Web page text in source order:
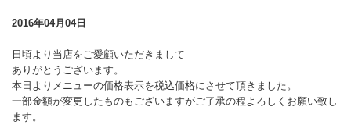
2016年04月04日
日頃より当店をご愛顧いただきまして
ありがとうございます。
本日よりメニューの価格表示を税込価格にさせて頂きました。
一部金額が変更したものもございますがご了承の程よろしくお願い致し
ます。